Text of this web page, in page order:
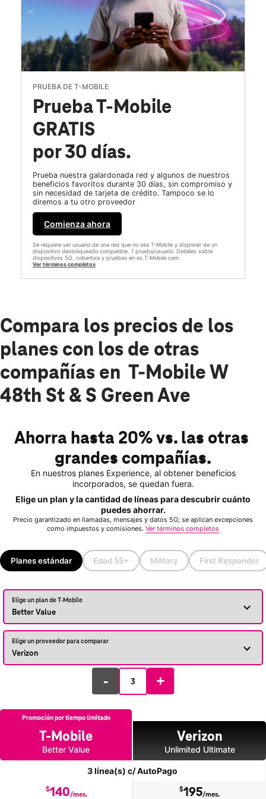
PRUEBA DE T-MOBILE
Prueba T-Mobile
GRATIS
por 30 días.
Prueba nuestra galardonada red y algunos de nuestros
beneficios favoritos durante 30 días, sin compromiso y
sin necesidad de tarjeta de crédito. Tampoco se lo
diremos a tu otro proveedor
Comienza ahora
Se requiere ser usuario de una red que no sea T-Mobile y disponer de un
dispositivo desbloqueado compatible. 1 prueba/usuario. Detalles sobre
dispositivos 5G, cobertura y pruebas en es.T-Mobile.com.
Ver términos completos
Compara los precios de los
planes con los de otras
compañías en T-Mobile W
48th St & S Green Ave